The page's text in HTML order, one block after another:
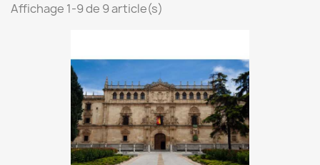
Affichage 1-9 de 9 article(s)